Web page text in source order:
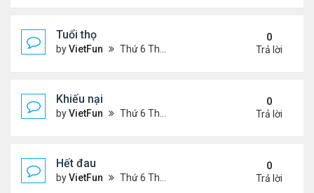
Tuổi thọ
byVietFun Thứ 6 Tháng 11 05, 2021 11:57 am
0
Trả lời
Khiếu nại
byVietFun Thứ 6 Tháng 11 05, 2021 11:53 am
0
Trả lời
Hết đau
byVietFun Thứ 6 Tháng 11 05, 2021 11:47 am
0
Trả lời